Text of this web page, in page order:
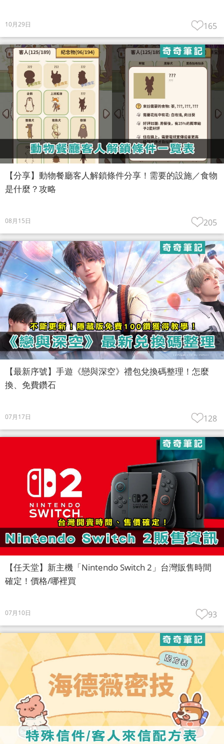
10月29日 165
【分享】動物餐廳客人解鎖條件分享！需要的設施／食物
是什麼？攻略
08月15日 205
【最新序號】手遊《戀與深空》禮包兌換碼整理！怎麼
換、免費鑽石
07月17日 128
【任天堂】新主機「Nintendo Switch 2」台灣販售時間
確定！價格/哪裡買
07月10日 93